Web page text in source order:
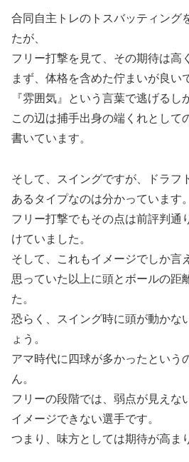
合同自主トレのトスバッティング
たが、
フリー打撃を見て、その期待は高
まず、体格を含めた佇まいが良い
『雰囲気』という言葉で逃げるし
この辺は捕手出身の端くれとして
書いています。
そして、スイングですが、ドラフ
あるタイプなのは分かっています。
フリー打撃でもその点は前評判通
けていました。
そして、これもイメージでしか言
思っていた以上に頭とボールの距
た。
恐らく、スイング時に頭が動かな
ょう。
アマ時代に四球が多かったという
ん。
フリーの段階では、弱点が見えな
イメージできない選手です。
つまり、味方としては期待が高ま